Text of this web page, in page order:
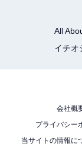
pioneer「
Pioneer フリ
All
イチオ
会社概
プライバシー
当サイトの情報に